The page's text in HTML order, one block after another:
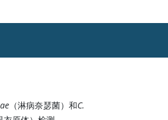
（淋病奈瑟菌）和C.